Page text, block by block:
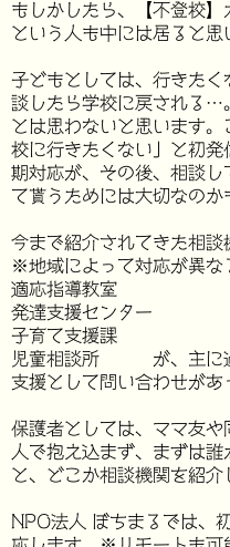
もしかしたら、【不登校】
という人も中には居ると思
子どもとしては、行きた
談したら学校に戻される…
とは思わないと思います
校に行きたくない」と初
期対応が、その後、相談
て貰うためには大切なのか
今まで紹介されてきた相
※地域によって対応が異な
適応指導教室
発達支援センター
子育て支援課
児童相談所 が、主に過
支援として問い合わせがあ
保護者としては、ママ友
人で抱え込まず、まずは
と、どこか相談機関を紹介
NPO法人 ぼちまるでは、